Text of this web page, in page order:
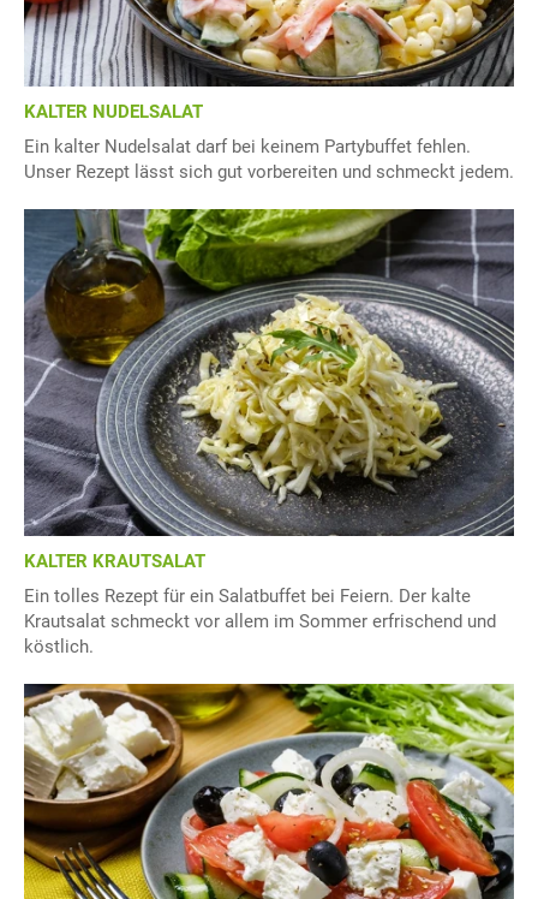
KALTER NUDELSALAT
Ein kalter Nudelsalat darf bei keinem Partybuffet fehlen.
Unser Rezept lässt sich gut vorbereiten und schmeckt jedem.
KALTER KRAUTSALAT
Ein tolles Rezept für ein Salatbuffet bei Feiern. Der kalte
Krautsalat schmeckt vor allem im Sommer erfrischend und
köstlich.